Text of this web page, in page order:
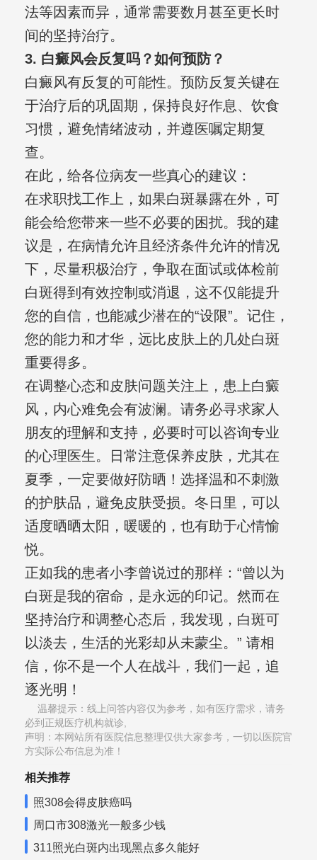
法等因素而异，通常需要数月甚至更长时
间的坚持治疗。
3. 白癜风会反复吗？如何预防？
白癜风有反复的可能性。预防反复关键在
于治疗后的巩固期，保持良好作息、饮食
习惯，避免情绪波动，并遵医嘱定期复
查。
在此，给各位病友一些真心的建议：
在求职找工作上，如果白斑暴露在外，可
能会给您带来一些不必要的困扰。我的建
议是，在病情允许且经济条件允许的情况
下，尽量积极治疗，争取在面试或体检前
白斑得到有效控制或消退，这不仅能提升
您的自信，也能减少潜在的“设限”。记住，
您的能力和才华，远比皮肤上的几处白斑
重要得多。
在调整心态和皮肤问题关注上，患上白癜
风，内心难免会有波澜。请务必寻求家人
朋友的理解和支持，必要时可以咨询专业
的心理医生。日常注意保养皮肤，尤其在
夏季，一定要做好防晒！选择温和不刺激
的护肤品，避免皮肤受损。冬日里，可以
适度晒晒太阳，暖暖的，也有助于心情愉
悦。
正如我的患者小李曾说过的那样：“曾以为
白斑是我的宿命，是永远的印记。然而在
坚持治疗和调整心态后，我发现，白斑可
以淡去，生活的光彩却从未蒙尘。” 请相
信，你不是一个人在战斗，我们一起，追
逐光明！
温馨提示：线上问答内容仅为参考，如有医疗需求，请务
必到正规医疗机构就诊,
声明：本网站所有医院信息整理仅供大家参考，一切以医院官
方实际公布信息为准！
相关推荐
照308会得皮肤癌吗
周口市308激光一般多少钱
311照光白斑内出现黑点多久能好